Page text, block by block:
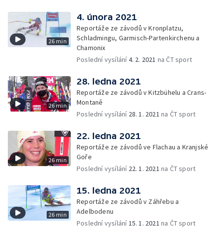
26 min
4. února 2021
Reportáže ze závodů v Kronplatzu,
Schladmingu, Garmisch-Partenkirchenu a
Chamonix
Poslední vysílání4. 2. 2021 na ČT sport
26 min
28. ledna 2021
Reportáže ze závodů v Kitzbühelu a Crans-
Montaně
Poslední vysílání 28. 1. 2021 na ČT sport
26 min
22. ledna 2021
Reportáže ze závodů ve Flachau a Kranjské
Goře
Poslední vysílání 22. 1. 2021 na ČT sport
26 min
15. ledna 2021
Reportáže ze závodů v Záhřebu a
Adelbodenu
Poslední vysílání15. 1. 2021 na ČT sport